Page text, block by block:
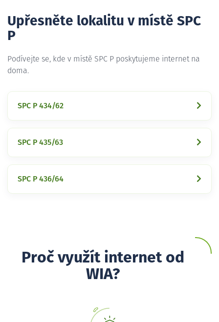
Upřesněte lokalitu v místě SPC
P
Podívejte se, kde v místě SPC P poskytujeme internet na
doma.
SPC P 434/62
SPC P 435/63
SPC P 436/64
Proč využít internet od
WIA?